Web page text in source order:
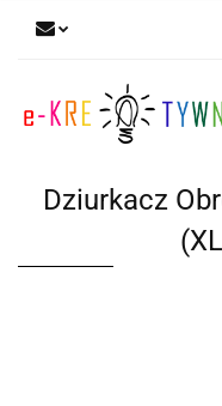
Dziurkacz